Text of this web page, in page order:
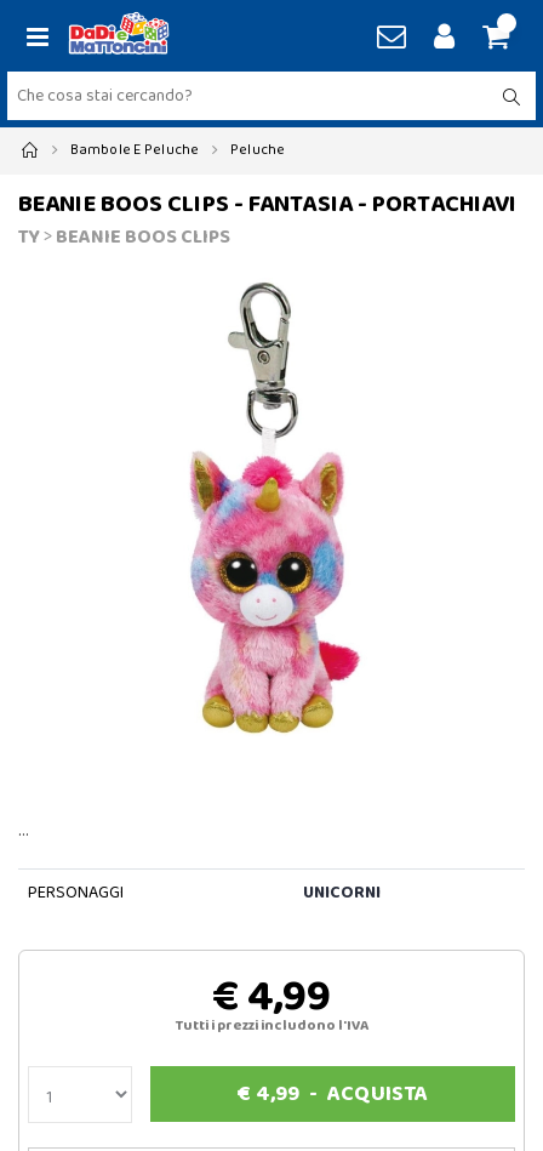
Bambole E Peluche Peluche
BEANIE BOOS CLIPS - FANTASIA - PORTACHIAVI
TY>BEANIE BOOS CLIPS
…
PERSONAGGI UNICORNI
€ 4,99
Tutti i prezzi includono l'IVA
€ 4,99 -ACQUISTA